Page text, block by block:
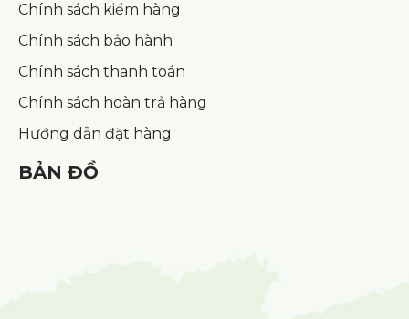
Chính sách kiểm hàng
Chính sách bảo hành
Chính sách thanh toán
Chính sách hoàn trả hàng
Hướng dẫn đặt hàng
BẢN ĐỒ